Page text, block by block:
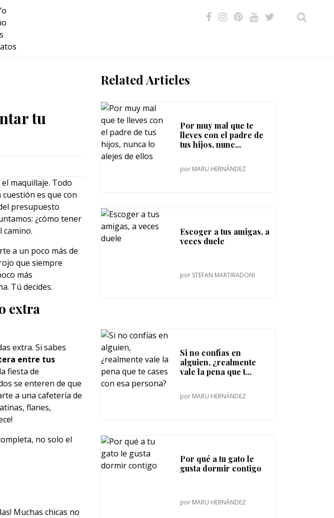
SALUD
tu
maquillaje. Todo
es que con
presupuesto
¿cómo tener
camino.
a un poco más de
que siempre
más
Tú decides.
extra
extra. Si sabes
entre tus
fiesta de
se enteren de que
a una cafetería de
flanes,
no solo el
Muchas chicas no
Related Articles
Por muy mal que te
lleves con el padre de
tus hijos, nunc...
por MARU HERNÁNDEZ
Escoger a tus amigas, a
veces duele
por STEFAN MARTIRADONI
Si no confías en
alguien, ¿realmente
vale la pena que t...
por MARU HERNÁNDEZ
Por qué a tu gato le
gusta dormir contigo
por MARU HERNÁNDEZ